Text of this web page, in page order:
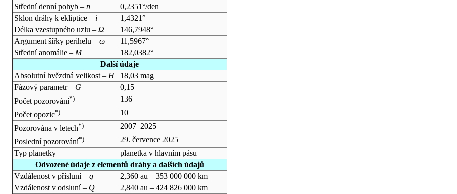
Střední denní pohyb – n
0,2351°/den
Sklon dráhy k ekliptice – i
1,4321°
Délka vzestupného uzlu – Ω
146,7948°
Argument šířky perihelu – ω
11,5967°
Střední anomálie – M
182,0382°
Další údaje
Absolutní hvězdná velikost – H
18,03 mag
Fázový parametr – G
0,15
Počet pozorování*)
136
Počet opozic*)
10
Pozorována v letech*)
2007–2025
Poslední pozorování*)
29. července 2025
Typ planetky
planetka v hlavním pásu
Odvozené údaje z elementů dráhy a dalších údajů
Vzdálenost v přísluní – q
2,360 au – 353 000 000 km
Vzdálenost v odsluní – Q
2,840 au – 424 826 000 km